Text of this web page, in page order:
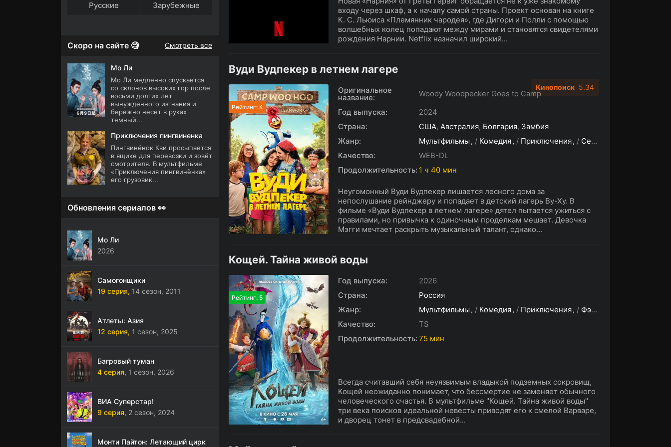
входу через шкаф, а к началу самой страны. Проект основан на книге
К. С. Льюиса «Племянник чародея», где Дигори и Полли с помощью
волшебных колец попадают между мирами и становятся свидетелями
рождения Нарнии. Netflix назначил широкий...
Вуди Вудпекер в летнем лагере
Рейтинг: 4
Оригинальное
название:
Woody Woodpecker Goes to Camp
Год выпуска:
2024
Страна:
США, Австралия, Болгария, Замбия
Жанр:
Мультфильмы / Комедия / Приключения / Семейный
Качество:
WEB-DL
Продолжительность: 1 ч 40 мин
Неугомонный Вуди Вудпекер лишается лесного дома за
непослушание рейнджеру и попадает в детский лагерь Ву-Ху. В
фильме «Вуди Вудпекер в летнем лагере» дятел пытается ужиться с
правилами, но привычка к одиночным проделкам мешает. Девочка
Мэгги мечтает раскрыть музыкальный талант, однако...
Кинопоиск 5.34
Кощей. Тайна живой воды
Рейтинг: 5
Год выпуска:
2026
Страна:
Россия
Жанр:
Мультфильмы / Комедия / Приключения / Фэнтези
Качество:
TS
Продолжительность: 75 мин
Всегда считавший себя неуязвимым владыкой подземных сокровищ,
Кощей неожиданно понимает, что бессмертие не заменяет обычного
человеческого счастья. В мультфильме "Кощей. Тайна живой воды"
три века поисков идеальной невесты приводят его к смелой Варваре,
и дворец тонет в предсвадебной...
Русские Зарубежные
Скоро на сайте 🧐 Смотреть все
Мо Ли
Мо Ли медленно спускается
со склонов высоких гор после
восьми долгих лет
вынужденного изгнания и
бережно несет в руках
темный...
Приключения пингвиненка
Пингвинёнок Кви просыпается
в ящике для перевозки и зовёт
смотрителя. В мультфильме
«Приключения пингвинёнка»
его грузовик...
Обновления сериалов 👀
Мо Ли
2026
Самогонщики
19 серия, 14 сезон, 2011
Атлеты: Азия
12 серия, 1 сезон, 2025
Багровый туман
4 серия, 1 сезон, 2026
ВИА Суперстар!
9 серия, 2 сезон, 2024
Монти Пайтон: Летающий цирк